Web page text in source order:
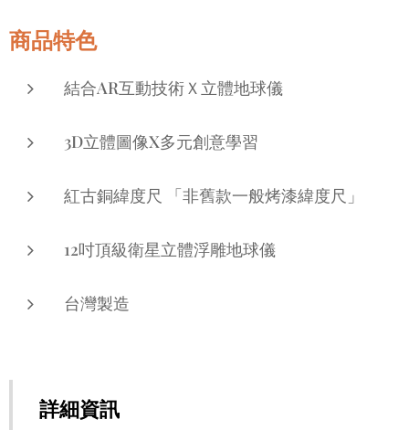
商品特色
結合AR互動技術Ｘ立體地球儀
3D立體圖像X多元創意學習
紅古銅緯度尺 「非舊款一般烤漆緯度尺」
12吋頂級衛星立體浮雕地球儀
台灣製造
詳細資訊